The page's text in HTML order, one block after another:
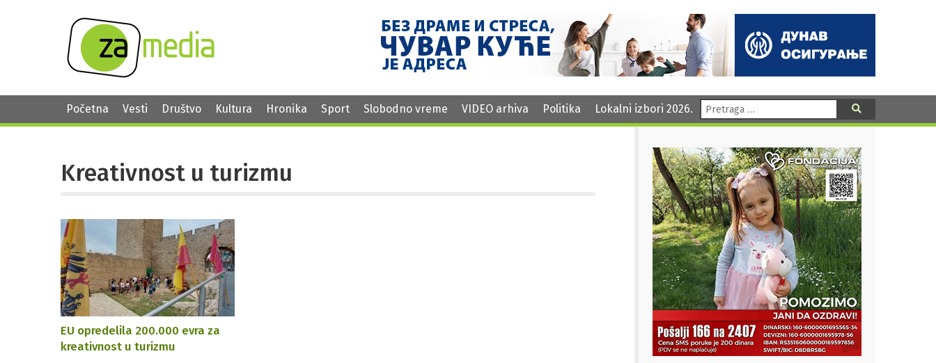
Početna Vesti Društvo Kultura Hronika Sport Slobodno vreme VIDEO arhiva Politika Lokalni izbori 2026. Pretraga:
Kreativnost u turizmu
EU opredelila 200.000 evra za
kreativnost u turizmu